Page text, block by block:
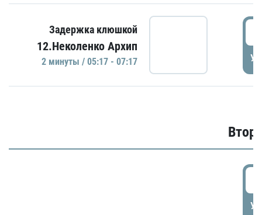
Задержка клюшкой
12.Неколенко Архип
2 минуты / 05:17 - 07:17